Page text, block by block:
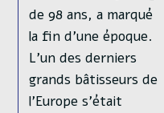
de 98 ans, a marqué
la fin d’une époque.
L’un des derniers
grands bâtisseurs de
l’Europe s’était